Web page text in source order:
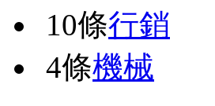
10條行銷
4條機械